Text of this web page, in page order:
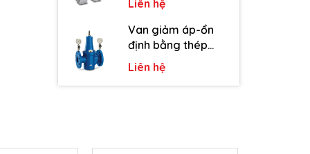
Liên hệ
Van giảm áp-ổn
định bằng thép
cacbon CSA
Liên hệ